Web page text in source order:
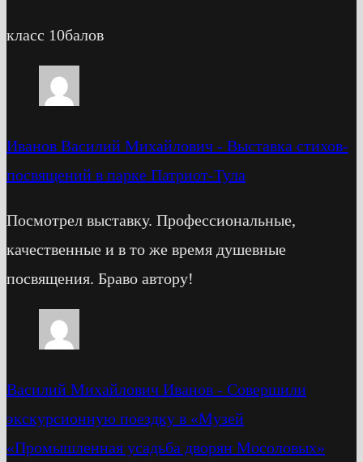
класс 10балов
Иванов Василий Михайлович - Выставка стихов-
посвящений в парке Патриот-Тула
Посмотрел выставку. Профессиональные,
качественные и в то же время душевные
посвящения. Браво автору!
Василий Михайлович Иванов - Cовершили
экскурсионную поездку в «Музей
«Промышленная усадьба дворян Мосоловых»